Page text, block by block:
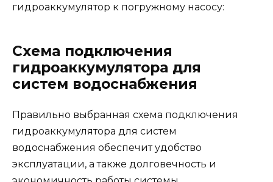
гидроаккумулятор к погружному насосу:
Схема подключения
гидроаккумулятора для
систем водоснабжения
Правильно выбранная схема подключения
гидроаккумулятора для систем
водоснабжения обеспечит удобство
эксплуатации, а также долговечность и